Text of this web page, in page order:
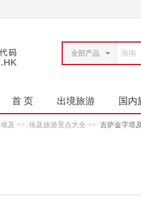
全部产品
首 页 出境旅游 国内
埃及 >> 埃及旅游景点大全 >> 吉萨金字塔